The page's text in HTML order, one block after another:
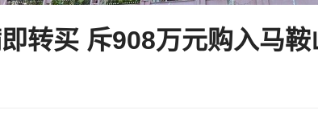
转买 斥908万元购入马